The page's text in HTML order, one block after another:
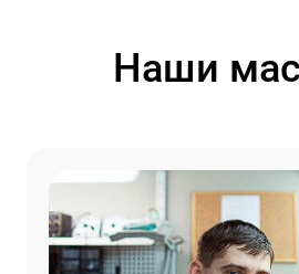
Наши